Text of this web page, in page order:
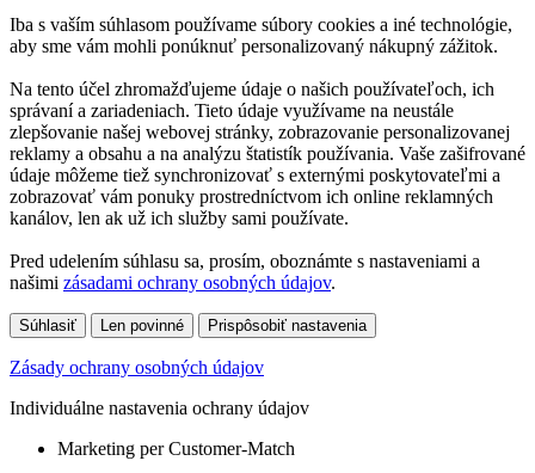
Iba s vaším súhlasom používame súbory cookies a iné technológie,
aby sme vám mohli ponúknuť personalizovaný nákupný zážitok.
Na tento účel zhromažďujeme údaje o našich používateľoch, ich
správaní a zariadeniach. Tieto údaje využívame na neustále
zlepšovanie našej webovej stránky, zobrazovanie personalizovanej
reklamy a obsahu a na analýzu štatistík používania. Vaše zašifrované
údaje môžeme tiež synchronizovať s externými poskytovateľmi a
zobrazovať vám ponuky prostredníctvom ich online reklamných
kanálov, len ak už ich služby sami používate.
Pred udelením súhlasu sa, prosím, oboznámte s nastaveniami a
našimi zásadami ochrany osobných údajov.
Súhlasiť Len povinné Prispôsobiť nastavenia
Zásady ochrany osobných údajov
Individuálne nastavenia ochrany údajov
Marketing per Customer-Match